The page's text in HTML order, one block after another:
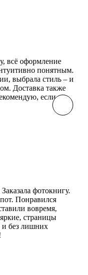
всё оформление
понятным.
выбрала стиль – и
Доставка также
если
фотокнигу.
Понравился
вовремя,
страницы
без лишних